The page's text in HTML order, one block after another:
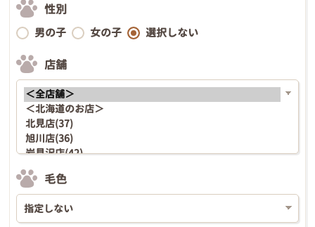
性別
男の子 女の子 選択しない
店舗
毛色